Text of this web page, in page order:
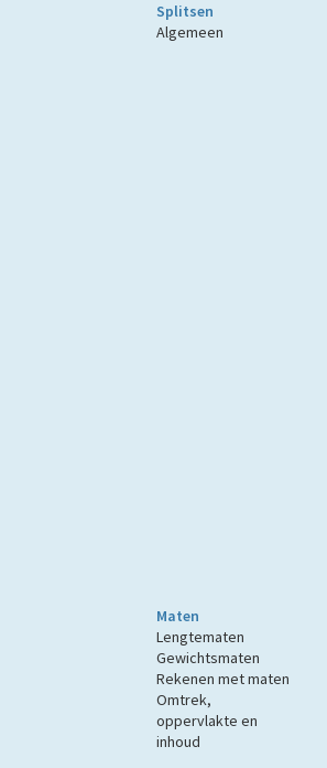
Splitsen
Algemeen
Maten
Lengtematen
Gewichtsmaten
Rekenen met maten
Omtrek,
oppervlakte en
inhoud